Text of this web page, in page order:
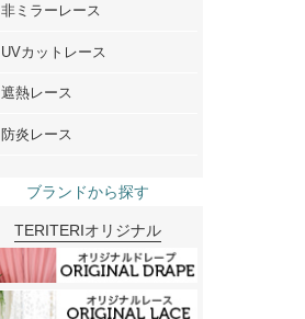
非ミラーレース
UVカットレース
遮熱レース
防炎レース
ブランドから探す
TERITERIオリジナル